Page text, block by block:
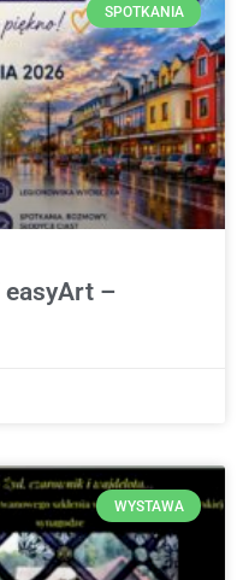
SPOTKANIA
easyArt –
WYSTAWA